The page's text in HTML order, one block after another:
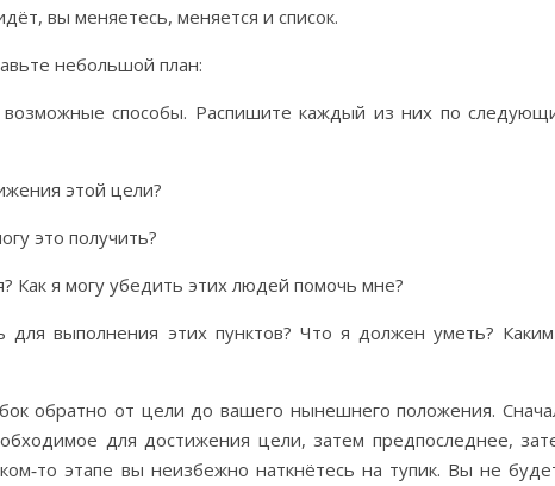
вы меняетесь, меняется и список.
небольшой план:
возможные способы. Распишите каждый из них по
этой цели?
это получить?
Как я могу убедить этих людей помочь мне?
для выполнения этих пунктов? Что я должен уметь?
обратно от цели до вашего нынешнего положения.
для достижения цели, затем предпоследнее,
этапе вы неизбежно наткнётесь на тупик. Вы не